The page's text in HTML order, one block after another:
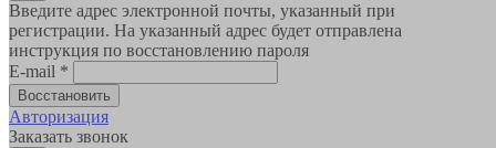
Введите адрес электронной почты, указанный при
регистрации. На указанный адрес будет отправлена
инструкция по восстановлению пароля
E-mail *
Авторизация
Заказать звонок